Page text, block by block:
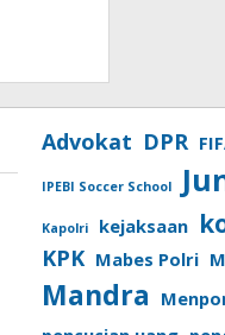
Advokat DPR
IPEBI Soccer School
Kapolri kejaksaan
KPK Mabes Polri
Mandra